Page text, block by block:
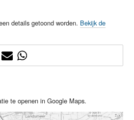
details getoond worden. Bekijk de
te openen in Google Maps.